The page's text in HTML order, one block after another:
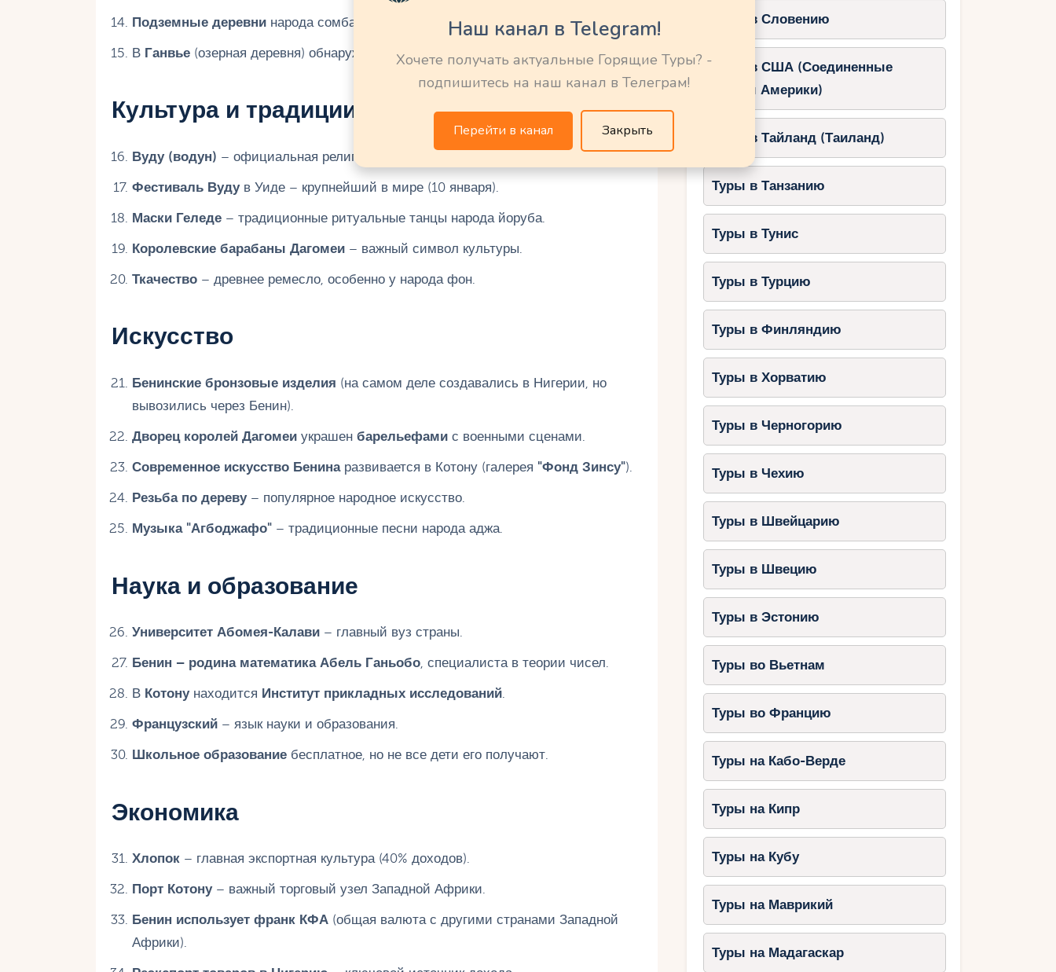
Подземные деревнинарода сомба – уникальные глинобитные сооружения.
В Ганвье(озерная деревня) обнаружены следы древних поселений на сваях.
Культура и традиции
Вуду (водун) – официальная религия Бенина, признанная государством.
Фестиваль Вудув Уиде – крупнейший в мире (10 января).
Маски Геледе– традиционные ритуальные танцы народа йоруба.
Королевские барабаны Дагомеи– важный символ культуры.
Ткачество– древнее ремесло, особенно у народа фон.
Искусство
Бенинские бронзовые изделия (на самом деле создавались в Нигерии, но
вывозились через Бенин).
Дворец королей Дагомеиукрашен барельефамис военными сценами.
Современное искусство Бенинаразвивается в Котону (галерея "Фонд Зинсу").
Резьба по дереву– популярное народное искусство.
Музыка "Агбоджафо"– традиционные песни народа аджа.
Наука и образование
Университет Абомея-Калави– главный вуз страны.
Бенин – родина математика Абель Ганьобо, специалиста в теории чисел.
В Котонунаходится Институт прикладных исследований.
Французский– язык науки и образования.
Школьное образованиебесплатное, но не все дети его получают.
Экономика
Хлопок– главная экспортная культура (40% доходов).
Порт Котону– важный торговый узел Западной Африки.
Бенин использует франк КФА(общая валюта с другими странами Западной
Африки).
Туры в Словению
Туры в США (Соединенные
Штаты Америки)
Туры в Тайланд (Таиланд)
Туры в Танзанию
Туры в Тунис
Туры в Турцию
Туры в Финляндию
Туры в Хорватию
Туры в Черногорию
Туры в Чехию
Туры в Швейцарию
Туры в Швецию
Туры в Эстонию
Туры во Вьетнам
Туры во Францию
Туры на Кабо-Верде
Туры на Кипр
Туры на Кубу
Туры на Маврикий
Туры на Мадагаскар
Наш канал в Telegram!
Хочете получать актуальные Горящие Туры? -
подпишитесь на наш канал в Телеграм!
Перейти в канал Закрыть